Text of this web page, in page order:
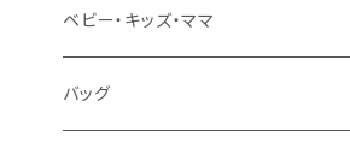
言葉（ひらがな・カタカナ・英語）
知育グッズ
A4サイズ
オーダー（A3・B3・A2・40×50・B2・50
×70）
ベビー・キッズ・ママ
ベビー食器
バッグ